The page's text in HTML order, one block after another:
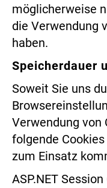
möglicherweise
die Verwendung
haben.
Speicherdauer
Soweit Sie uns
Verwendung von
folgende
zum Einsatz
ASP.NET